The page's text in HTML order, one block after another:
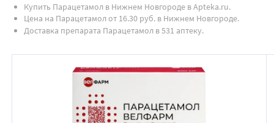
Купить Парацетамол в Нижнем Новгороде в Apteka.ru.
Цена на Парацетамол от 16.30 руб. в Нижнем Новгороде.
Доставка препарата Парацетамол в 531 аптеку.